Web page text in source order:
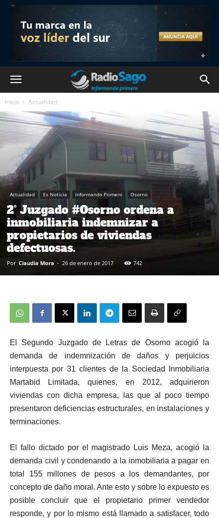
Inicio Actualidad
Actualidad Es Noticia Informando Primero Osorno
2° Juzgado #Osorno ordena a
inmobiliaria indemnizar a
propietarios de viviendas
defectuosas.
Por Claudia Mora - 26 de enero de 2017 742
El Segundo Juzgado de Letras de Osorno acogió la
demanda de indemnización de daños y perjuicios
interpuesta por 31 clientes de la Sociedad Inmobiliaria
Martabid Limitada, quienes, en 2012, adquirieron
viviendas con dicha empresa, las que al poco tiempo
presentaron deficiencias estructurales, en instalaciones y
terminaciones.
El fallo dictado por el magistrado Luis Meza, acogió la
demanda civil y condenando a la inmobiliaria a pagar en
total 155 millones de pesos a los demandantes, por
concepto de daño moral. Ante esto y sobre lo expuesto es
posible concluir que el propietario primer vendedor
responde, y por lo mismo está llamado a satisfacer, todo